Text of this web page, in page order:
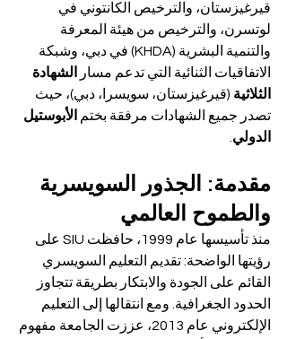
قيرغيزستان، والترخيص الكانتوني في
لوتسرن، والترخيص من هيئة المعرفة
والتنمية البشرية (KHDA) في دبي، وشبكة
الاتفاقيات الثنائية التي تدعم مسار
الشهادة
الثلاثية (قيرغيزستان، سويسرا، دبي)، حيث
تصدر جميع الشهادات مرفقة بختم الأبوستيل
الدولي
مقدمة: الجذور السويسرية
والطموح العالمي
منذ تأسيسها عام 1999، حافظت SIU على
رؤيتها الواضحة: تقديم التعليم السويسري
القائم على الجودة والابتكار بطريقة تتجاوز
الحدود الجغرافية. ومع انتقالها إلى التعليم
الإلكتروني عام 2013، عززت الجامعة مفهوم